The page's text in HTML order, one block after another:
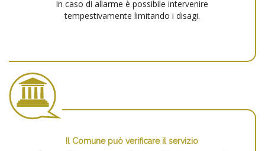
In caso di allarme è possibile intervenire
tempestivamente limitando i disagi.
Il Comune può verificare il servizio